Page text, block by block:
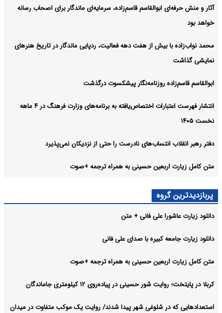
آثار و منش حرفه‌ای ابوالقاسم قاسم‌زاده، سرمایه‌ای ماندگار برای اصحاب رسانه
خواهد بود
محمد نواب‌زاده با بیش از هفت دهه فعالیت، ردپایی ماندگار در تاریخ هنرهای
نمایشی گذاشت
ابوالقاسم قاسم‌زاده روزنامه‌نگار پیشکسوت درگذشت
انتشار فهرست اعتبارات اختصاص‌یافته به برنامه‌های وزارت فرهنگ در ۴ ماهه
نخست ۱۴۰۵
دفتر رهبر انقلاب انتساب‌های نادرست را حتی از نزدیکان نمی‌پذیرد
متن کامل زیارت اربعین حسینی به همراه ترجمه +صوت
پربازدیدترین گروه
دانلود زیارت عاشورا علی فانی + متن
دانلود زیارت جامعه کبیره با صدای علی فانی
متن کامل زیارت اربعین حسینی به همراه ترجمه +صوت
کربلا در پایتخت؛ روایت شور حسینی در پیاده‌روی ۱۲ کیلومتری جاماندگان
استعدادهایی که در شلوغی شهر پیدا شدند/ روایت یک موکب متفاوت در میدان